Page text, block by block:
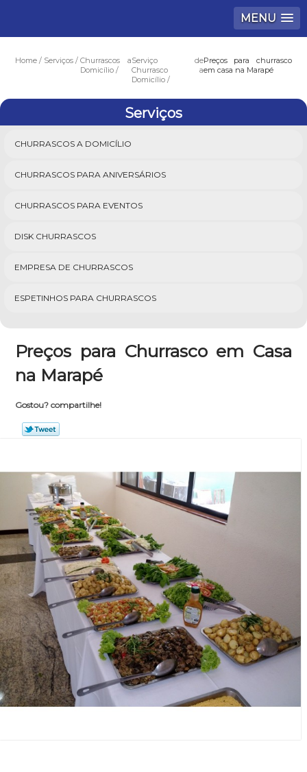
MENU
Home Serviços
Churrascos a
Domicílio
Serviço de
Churrasco a
Domicílio
Preços para churrasco
em casa na Marapé
Serviços
CHURRASCOS A DOMICÍLIO
CHURRASCOS PARA ANIVERSÁRIOS
CHURRASCOS PARA EVENTOS
DISK CHURRASCOS
EMPRESA DE CHURRASCOS
ESPETINHOS PARA CHURRASCOS
Preços para Churrasco em Casa
na Marapé
Gostou? compartilhe!